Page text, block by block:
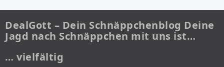
DealGott – Dein Schnäppchenblog Deine
Jagd nach Schnäppchen mit uns ist…
… vielfältig